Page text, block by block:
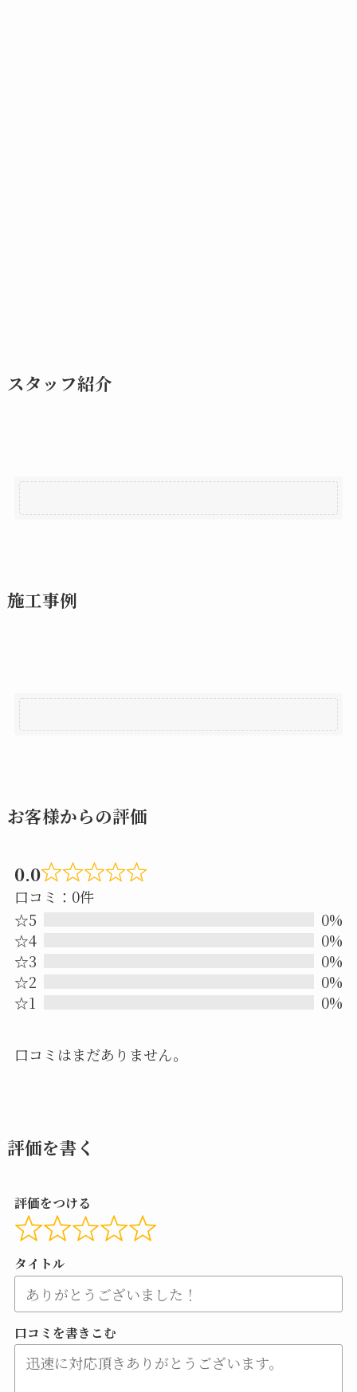
スタッフ紹介
施工事例
お客様からの評価
0.0
Rated
口コミ：0件
☆5
0%
☆4
0%
☆3
0%
☆2
0%
☆1
0%
口コミはまだありません。
評価を書く
評価をつける
タイトル
口コミを書きこむ